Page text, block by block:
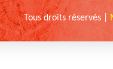
Tous droits réservés |